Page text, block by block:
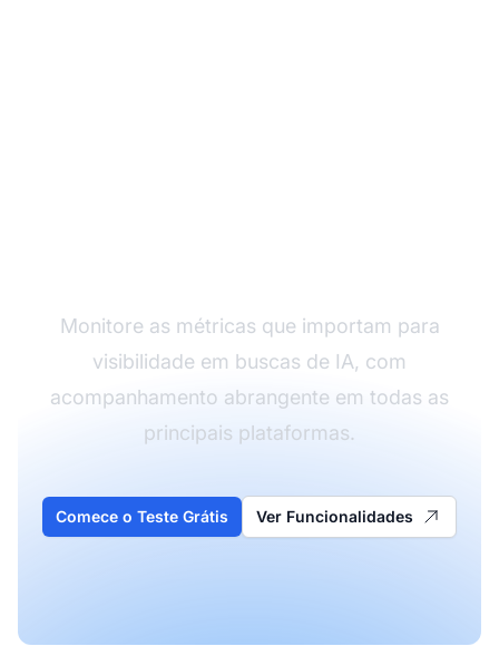
Monitore as métricas que importam para
visibilidade em buscas de IA, com
acompanhamento abrangente em todas as
principais plataformas.
Comece o Teste Grátis Ver Funcionalidades